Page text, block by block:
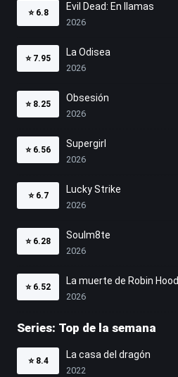
⭐ 6.8
Evil Dead: En llamas
2026
⭐ 7.95
La Odisea
2026
⭐ 8.25
Obsesión
2026
⭐ 6.56
Supergirl
2026
⭐ 6.7
Lucky Strike
2026
⭐ 6.28
Soulm8te
2026
⭐ 6.52
La muerte de Robin Hood
2026
Series: Top de la semana
⭐ 8.4
La casa del dragón
2022